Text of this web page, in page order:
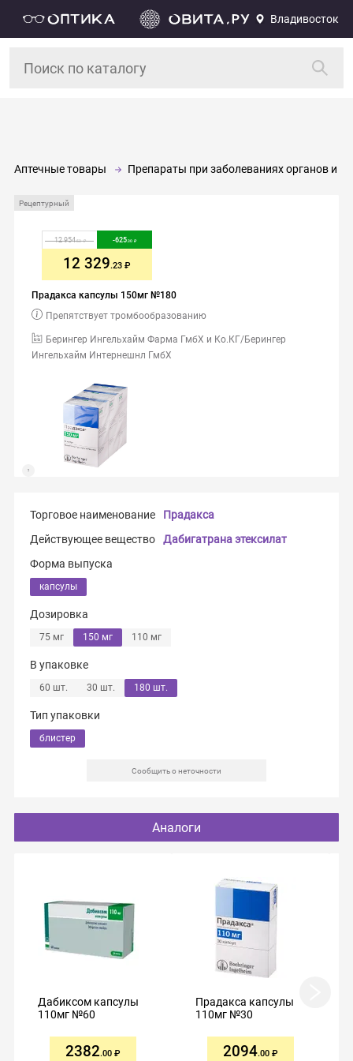
Владивосток
Аптечные товары Препараты при заболеваниях органов и
Рецептурный
Прадакса капсулы 150мг №180
Берингер Ингельхайм Фарма ГмбХ и Ко.КГ/Берингер
Ингельхайм Интернешнл ГмбХ
Препятствует тромбообразованию
12 954.53 -625.30
12 329.23
Торговое наименование
Прадакса
Действующее вещество
Дабигатрана этексилат
Форма выпуска
капсулы
Дозировка
75 мг 150 мг 110 мг
В упаковке
60 шт. 30 шт. 180 шт.
Тип упаковки
блистер
Сообщить о неточности
Аналоги
Дабиксом капсулы
110мг №60
2382.00
Прадакса капсулы
110мг №30
2094.00